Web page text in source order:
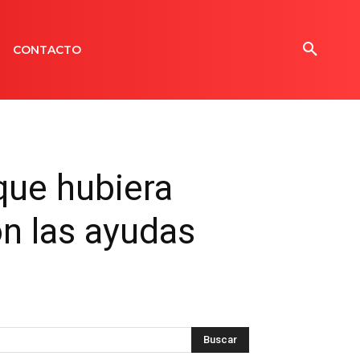
CONTACTO
hubiera
las ayudas